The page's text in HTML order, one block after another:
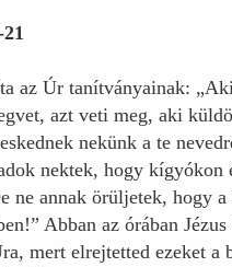
az Úr tanítványainak:
azt veti meg, aki
nekünk a te
nektek, hogy kígyókon
ne annak örüljetek, hogy
Abban az órában
mert elrejtetted ezeket